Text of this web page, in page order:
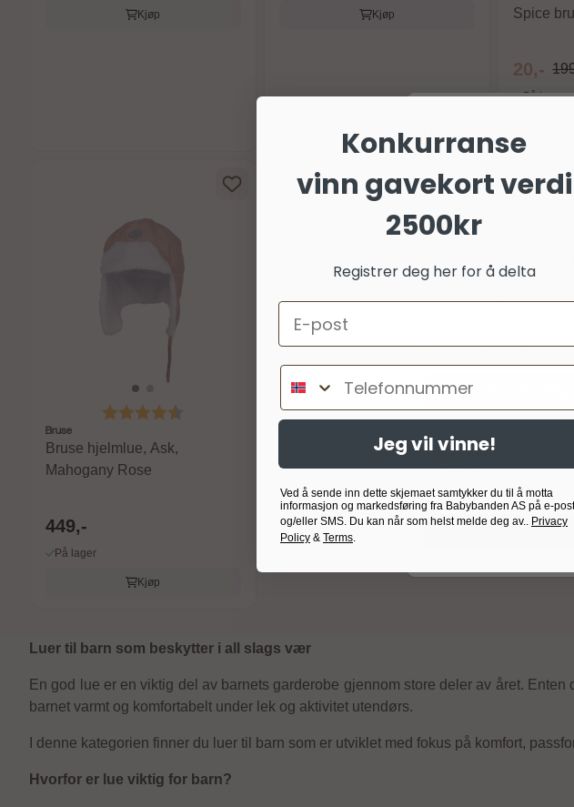
Kjøp Kjøp
Spice
20,-
På lager
Karakter: 4.6 av 5 mulige
Bruse
Bruse hjelmlue, Ask,
Mahogany Rose
449,-
På lager
Kjøp
Luer til barn som beskytter i all slags vær
En god lue er en viktig del av barnets garderobe gjennom store deler av året.
barnet varmt og komfortabelt under lek og aktivitet utendørs.
I denne kategorien finner du luer til barn som er utviklet med fokus på komfort,
Hvorfor er lue viktig for barn?
Om
Vi bruker egne og
lignende teknologier for å
generere statistikk, og
(inkludert deling av
frivillig. Du kan velge å
valgene dine per
eller trekke tilbake dine
Googles retningslinjer for
Godta nødvendig
Konkurranse
vinn gavekort verdi
2500kr
Registrer deg her for å delta
Email
Telefonnummer
Jeg vil vinne!
Ved å sende inn dette skjemaet samtykker du til å motta
informasjon og markedsføring fra Babybanden AS på e-post
og/eller SMS. Du kan når som helst melde deg av.. Privacy
Policy & Terms.